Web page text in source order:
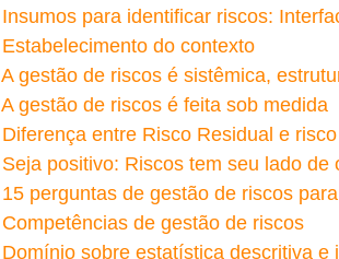
Insumos para identificar riscos:
Estabelecimento do contexto
A gestão de riscos é sistêmica,
A gestão de riscos é feita sob medida
Diferença entre Risco Residual e
Seja positivo: Riscos tem seu lado de
15 perguntas de gestão de riscos
Competências de gestão de riscos
Domínio sobre estatística descritiva e